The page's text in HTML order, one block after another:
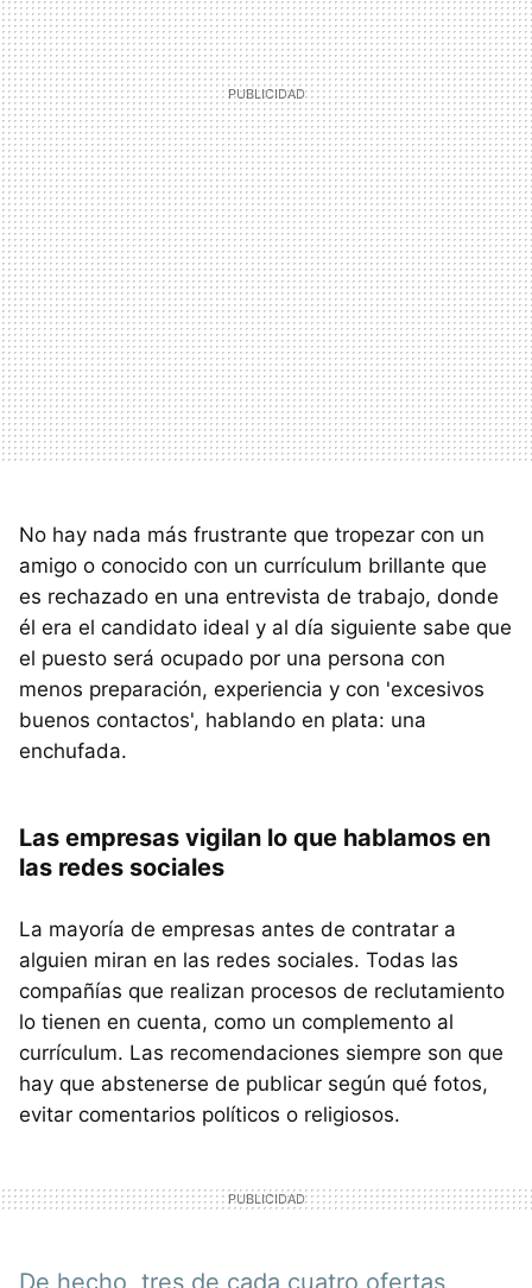
No hay nada más frustrante que tropezar con un
amigo o conocido con un currículum brillante que
es rechazado en una entrevista de trabajo, donde
él era el candidato ideal y al día siguiente sabe que
el puesto será ocupado por una persona con
menos preparación, experiencia y con 'excesivos
buenos contactos', hablando en plata: una
enchufada.
Las empresas vigilan lo que hablamos en
las redes sociales
La mayoría de empresas antes de contratar a
alguien miran en las redes sociales. Todas las
compañías que realizan procesos de reclutamiento
lo tienen en cuenta, como un complemento al
currículum. Las recomendaciones siempre son que
hay que abstenerse de publicar según qué fotos,
evitar comentarios políticos o religiosos.
De hecho, tres de cada cuatro ofertas